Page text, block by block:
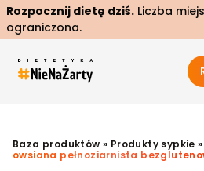
Rozpocznij dietę dziś. Liczba
ograniczona.
Baza produktów » Produkty sypkie »
owsiana pełnoziarnista